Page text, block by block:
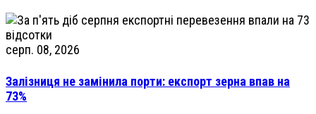
серп. 08, 2026
Залізниця не замінила порти: експорт зерна впав на
73%